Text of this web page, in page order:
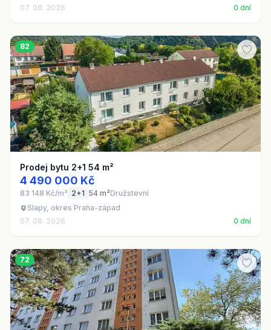
07. 08. 2026
0 dní
82
Prodej bytu 2+1 54 m²
4 490 000 Kč
83 148 Kč/m² 2+1 54 m²Družstevní
Slapy, okres Praha-západ
07. 08. 2026
0 dní
72